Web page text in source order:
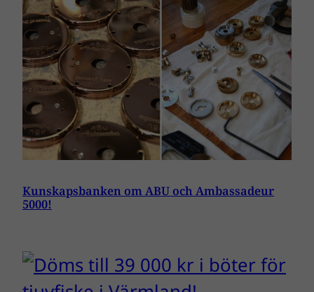
Kunskapsbanken om ABU och Ambassadeur
5000!